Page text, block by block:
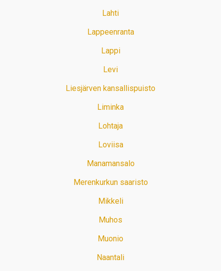
Lahti
Lappeenranta
Lappi
Levi
Liesjärven kansallispuisto
Liminka
Lohtaja
Loviisa
Manamansalo
Merenkurkun saaristo
Mikkeli
Muhos
Muonio
Naantali